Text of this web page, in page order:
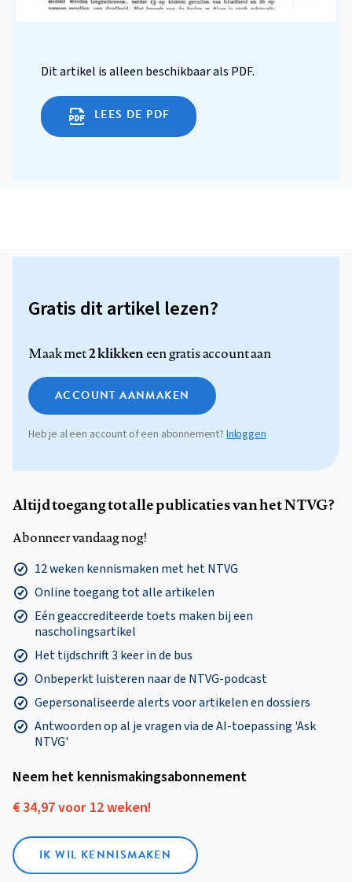
Dit artikel is alleen beschikbaar als PDF.
LEES DE PDF
Gratis dit artikel lezen?
Maak met2 klikkeneen gratis account aan
ACCOUNT AANMAKEN
Heb je al een account of een abonnement? Inloggen
Altijd toegang tot alle publicaties van het NTVG?
Abonneer vandaag nog!
12 weken kennismaken met het NTVG
Online toegang tot alle artikelen
Eén geaccrediteerde toets maken bij een
nascholingsartikel
Het tijdschrift 3 keer in de bus
Onbeperkt luisteren naar de NTVG-podcast
Gepersonaliseerde alerts voor artikelen en dossiers
Antwoorden op al je vragen via de AI-toepassing 'Ask
NTVG'
Neem het kennismakings­abonnement
€ 34,97 voor 12 weken!
IK WIL KENNISMAKEN